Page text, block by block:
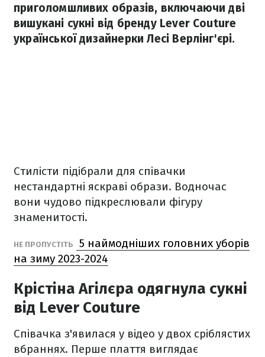
приголомшливих образів, включаючи дві
вишукані сукні від бренду Lever Couture
української дизайнерки Лесі Верлінг'єрі.
Стилісти підібрали для співачки
нестандартні яскраві образи. Водночас
вони чудово підкреслювали фігуру
знаменитості.
НЕ ПРОПУСТІТЬ
5 наймодніших головних уборів
на зиму 2023-2024
Крістіна Агілєра одягнула сукні
від Lever Couture
Співачка з'явилася у відео у двох сріблястих
вбраннях. Перше плаття виглядає